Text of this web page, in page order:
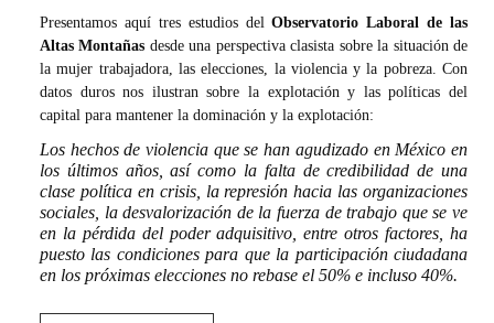
Presentamos aquí tres estudios delObservatorio Laboral de las
Altas Montañas desde una perspectiva clasista sobre la situación de
la mujer trabajadora, las elecciones, la violencia y la pobreza. Con
datos duros nos ilustran sobre la explotación y las políticas del
capital para mantener la dominación y la explotación:
Los hechos de violencia que se han agudizado en México en
los últimos años, así como la falta de credibilidad de una
clase política en crisis, la represión hacia las organizaciones
sociales, la desvalorización de la fuerza de trabajo que se ve
en la pérdida del poder adquisitivo, entre otros factores, ha
puesto las condiciones para que la participación ciudadana
en los próximas elecciones no rebase el 50% e incluso 40%.